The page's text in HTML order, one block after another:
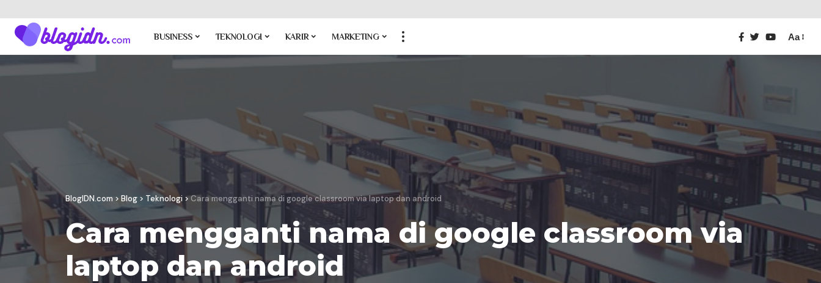
BUSINESS TEKNOLOGI KARIR MARKETING Aa
BlogIDN.com > Blog > Teknologi >Cara mengganti nama di google classroom via laptop dan android
Cara mengganti nama di google classroom via
laptop dan android